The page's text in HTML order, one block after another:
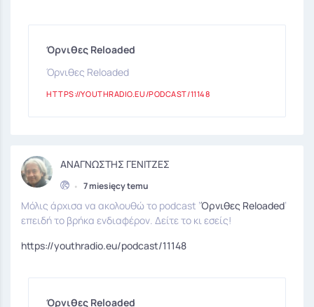
Όρνιθες Reloaded
Όρνιθες Reloaded
HTTPS://YOUTHRADIO.EU/PODCAST/11148
ΑΝΑΓΝΩΣΤΗΣ ΓΕΝΙΤΖΕΣ
• 7 miesięcy temu
Μόλις άρχισα να ακολουθώ το podcast ’Όρνιθες Reloaded’
επειδή το βρήκα ενδιαφέρον. Δείτε το κι εσείς!
https://youthradio.eu/podcast/11148
Όρνιθες Reloaded